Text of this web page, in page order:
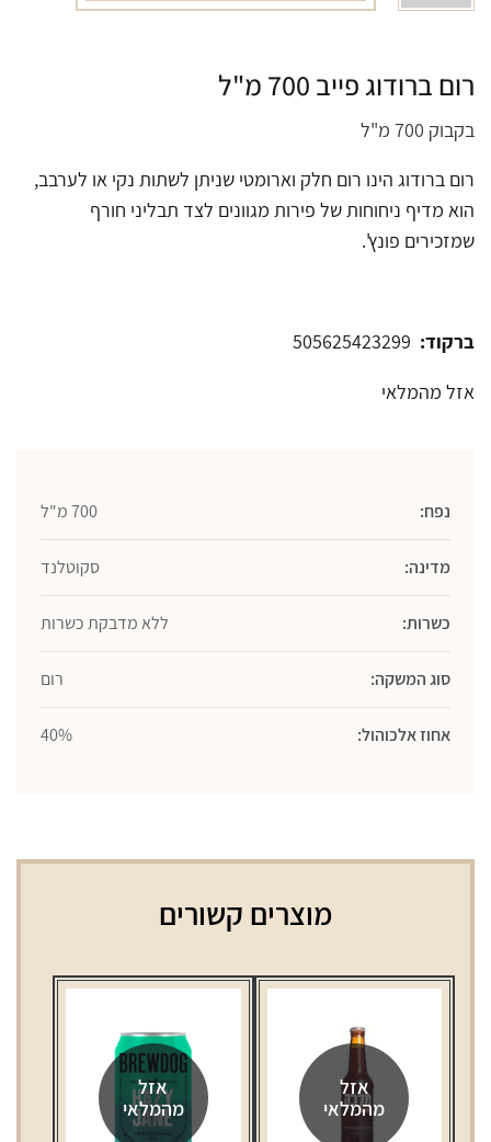
רום ברודוג פייב 700 מ"ל
בקבוק 700 מ"ל
רום ברודוג הינו רום חלק וארומטי שניתן לשתות נקי או לערבב,
הוא מדיף ניחוחות של פירות מגוונים לצד תבליני חורף
שמזכירים פונץ'.
ברקוד:
אזל מהמלאי
נפח: 700 מ"ל
מדינה: סקוטלנד
כשרות: ללא מדבקת כשרות
סוג המשקה: רום
אחוז אלכוהול: 40%
מוצרים קשורים
אזל
מהמלאי
אזל
מהמלאי